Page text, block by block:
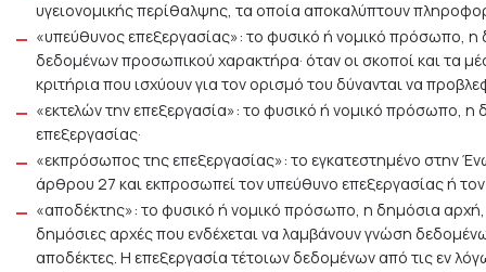
υγειονομικής περίθαλψης, τα οποία αποκαλύπτουν
«υπεύθυνος επεξεργασίας»: το φυσικό ή νομικό πρόσωπο,
δεδομένων προσωπικού χαρακτήρα· όταν οι σκοποί και τα
κριτήρια που ισχύουν για τον ορισμό του δύνανται να
«εκτελών την επεξεργασία»: το φυσικό ή νομικό πρόσωπο,
επεξεργασίας·
«εκπρόσωπος της επεξεργασίας»: το εγκατεστημένο στην
άρθρου 27 και εκπροσωπεί τον υπεύθυνο επεξεργασίας ή
«αποδέκτης»: το φυσικό ή νομικό πρόσωπο, η δημόσια αρχή,
δημόσιες αρχές που ενδέχεται να λαμβάνουν γνώση
αποδέκτες. Η επεξεργασία τέτοιων δεδομένων από τις εν